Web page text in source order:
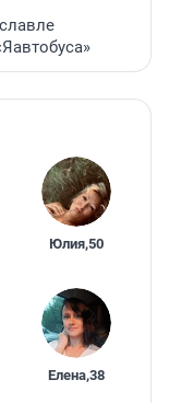
Юлия,50
Елена,38